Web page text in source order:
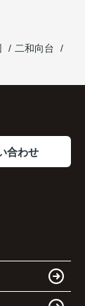
二和向台
合わせ